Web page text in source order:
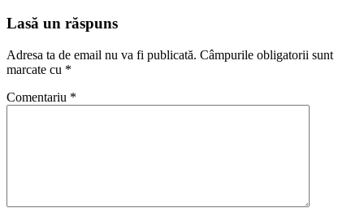
Lasă un răspuns
Adresa ta de email nu va fi publicată. Câmpurile obligatorii sunt
marcate cu *
Comentariu *